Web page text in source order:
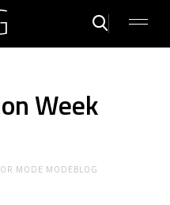
Week
MODE MODEBLOG